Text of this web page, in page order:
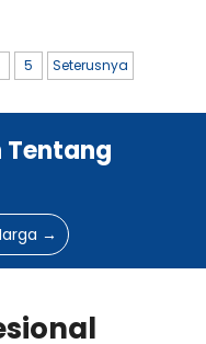
5 Seterusnya
Tentang
→